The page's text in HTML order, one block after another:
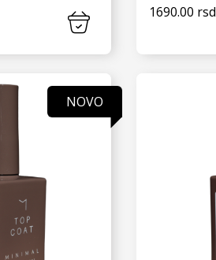
1690.00 rsd
NOVO